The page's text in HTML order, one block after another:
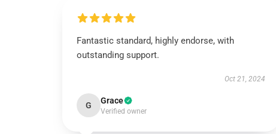
Fantastic standard, highly endorse, with
outstanding support.
Oct 21, 2024
G Grace
Verified owner